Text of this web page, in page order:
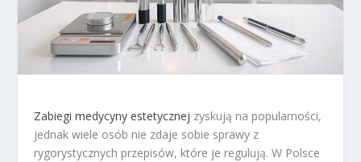
Zabiegi medycyny estetycznej zyskują na popularności,
jednak wiele osób nie zdaje sobie sprawy z
rygorystycznych przepisów, które je regulują. W Polsce